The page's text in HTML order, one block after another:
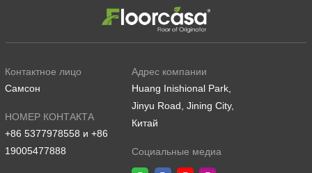
Контактное лицо
Самсон
НОМЕР КОНТАКТА
+86 5377978558 и +86
19005477888
Адрес компании
Huang Inishional Park,
Jinyu Road, Jining City,
Китай
Социальные медиа